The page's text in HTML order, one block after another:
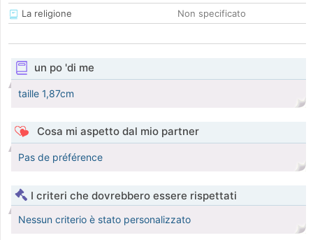
La religione
Non specificato
un po 'di me
taille 1,87cm
Cosa mi aspetto dal mio partner
Pas de préférence
I criteri che dovrebbero essere rispettati
Nessun criterio è stato personalizzato